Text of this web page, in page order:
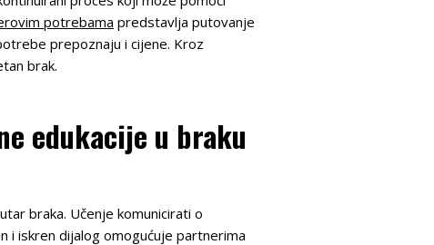
potrebama predstavlja putovanje
prepoznaju i cijene. Kroz
brak.
edukacije u braku
braka. Učenje komunicirati o
i iskren dijalog omogućuje partnerima